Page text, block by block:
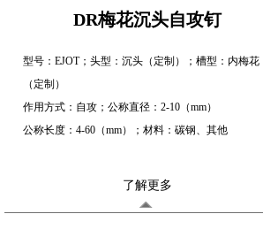
DR梅花沉头自攻钉
型号：EJOT；头型：沉头（定制）；槽型：内梅花
（定制）
作用方式：自攻；公称直径：2-10（mm）
公称长度：4-60（mm）；材料：碳钢、其他
了解更多